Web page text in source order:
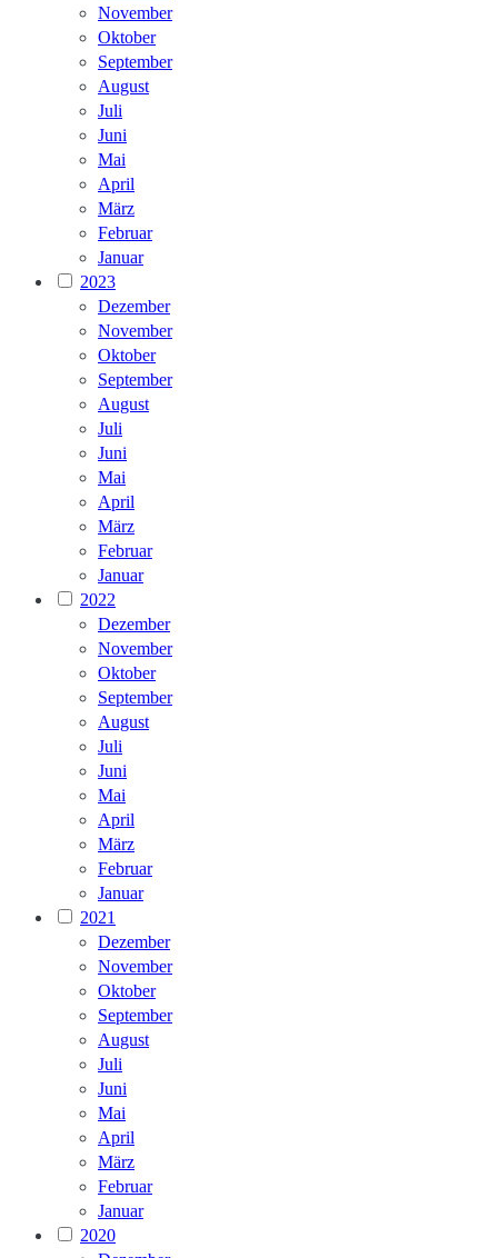
November
Oktober
September
August
Juli
Juni
Mai
April
März
Februar
Januar
2023
Dezember
November
Oktober
September
August
Juli
Juni
Mai
April
März
Februar
Januar
2022
Dezember
November
Oktober
September
August
Juli
Juni
Mai
April
März
Februar
Januar
2021
Dezember
November
Oktober
September
August
Juli
Juni
Mai
April
März
Februar
Januar
2020